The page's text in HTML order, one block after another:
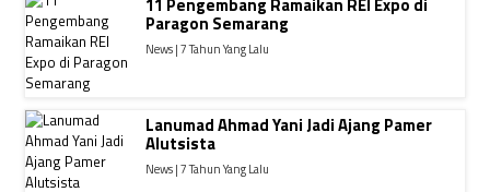
Paragon Semarang
News | 7 Tahun Yang Lalu
Lanumad Ahmad Yani Jadi Ajang Pamer
Alutsista
News | 7 Tahun Yang Lalu